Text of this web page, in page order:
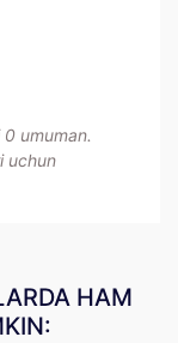
umuman.
uchun
HAM